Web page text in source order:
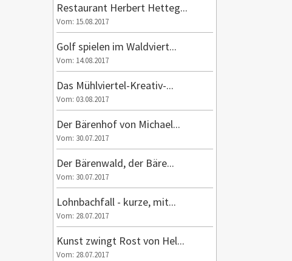
Restaurant Herbert Hetteg...
Vom: 15.08.2017
Golf spielen im Waldviert...
Vom: 14.08.2017
Das Mühlviertel-Kreativ-...
Vom: 03.08.2017
Der Bärenhof von Michael...
Vom: 30.07.2017
Der Bärenwald, der Bäre...
Vom: 30.07.2017
Lohnbachfall - kurze, mit...
Vom: 28.07.2017
Kunst zwingt Rost von Hel...
Vom: 28.07.2017